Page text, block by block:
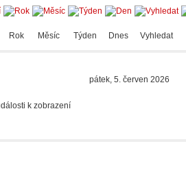
Rok Měsíc Týden Dnes
Vyhledat
pátek, 5. červen 2026
k zobrazení